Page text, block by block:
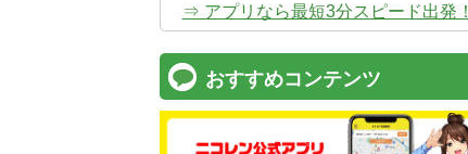
⇒ アプリなら最短3分スピード出発！
おすすめコンテンツ